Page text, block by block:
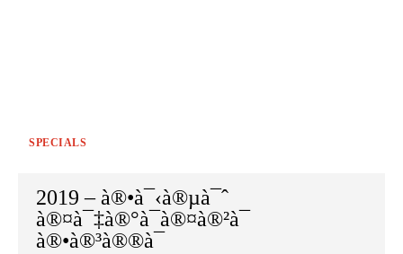
SPECIALS
2019 – à®•à¯‹à®µà¯ˆ
à®¤à¯‡à®°à¯à®¤à®²à¯
à®•à®³à®®à¯